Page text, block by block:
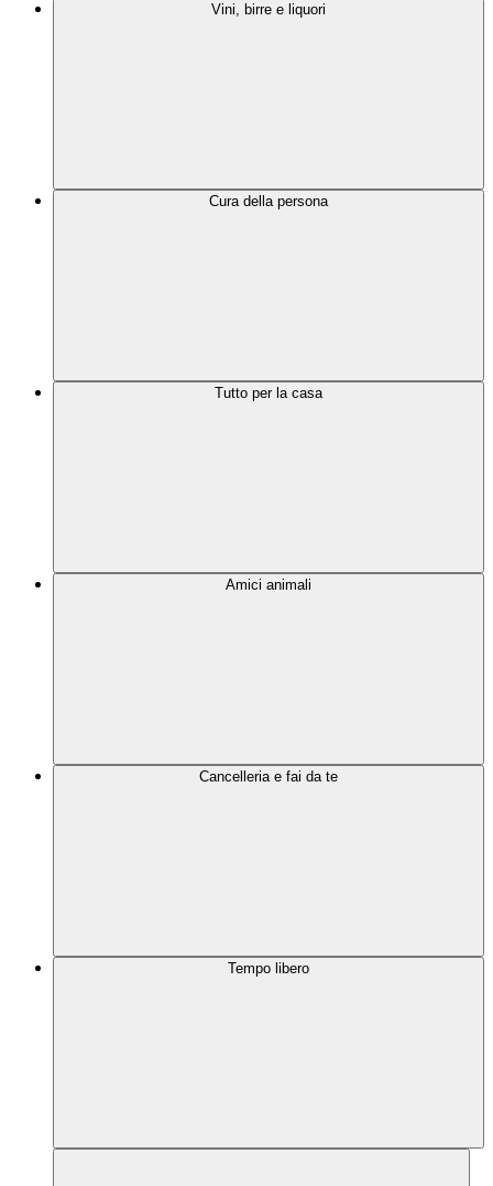
Vini, birre e liquori
Cura della persona
Tutto per la casa
Amici animali
Cancelleria e fai da te
Tempo libero